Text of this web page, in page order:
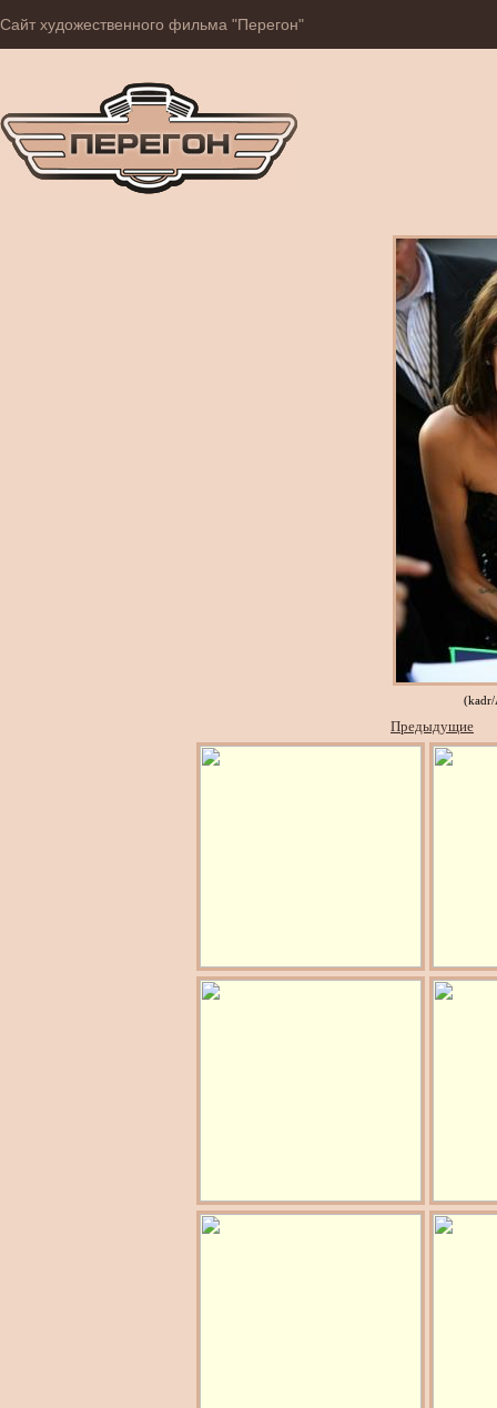
Сайт художественного фильма "Перегон"
Предыдущие